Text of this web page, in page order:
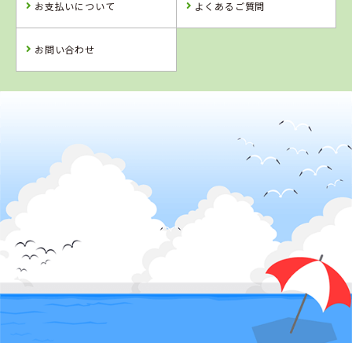
お支払いについて よくあるご質問
お問い合わせ